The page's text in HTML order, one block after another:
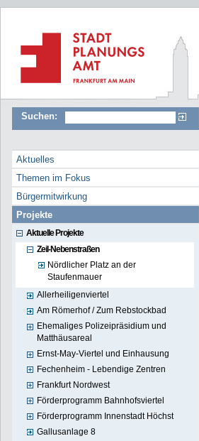
Suchen:
Aktuelles
Themen im Fokus
Bürgermitwirkung
Projekte
Aktuelle Projekte
Zeil-Nebenstraßen
Nördlicher Platz an der
Staufenmauer
Allerheiligenviertel
Am Römerhof / Zum Rebstockbad
Ehemaliges Polizeipräsidium und
Matthäusareal
Ernst-May-Viertel und Einhausung
Fechenheim - Lebendige Zentren
Frankfurt Nordwest
Förderprogramm Bahnhofsviertel
Förderprogramm Innenstadt Höchst
Gallusanlage 8